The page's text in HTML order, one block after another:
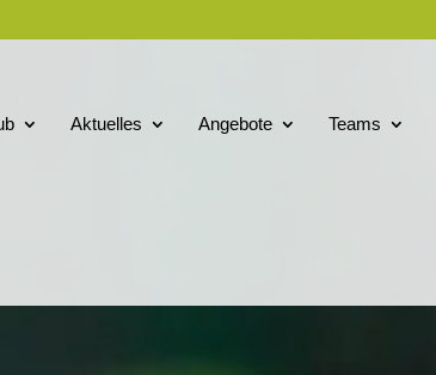
Aktuelles Angebote Teams